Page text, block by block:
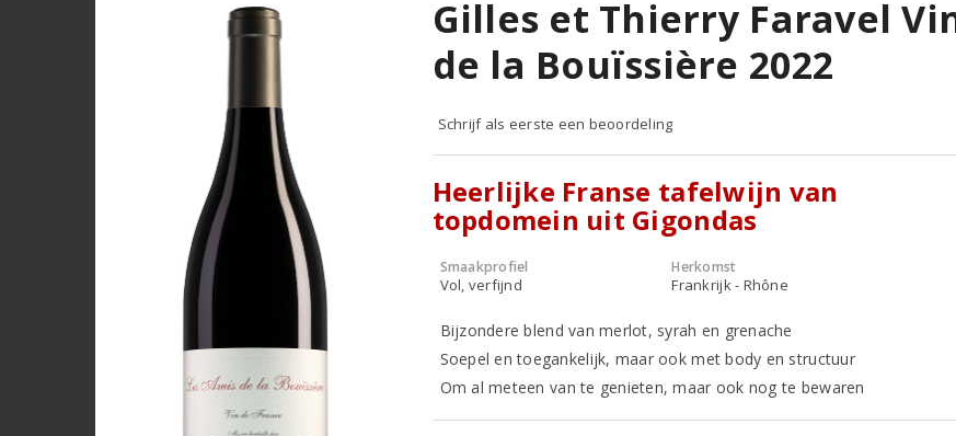
Gilles et Thierry Faravel
de la Bouïssière 2022
Schrijf als eerste een beoordeling
Heerlijke Franse tafelwijn van
topdomein uit Gigondas
Smaakprofiel
Vol, verfijnd
Herkomst
Frankrijk - Rhône
Bijzondere blend van merlot, syrah en grenache
Soepel en toegankelijk, maar ook met body en structuur
Om al meteen van te genieten, maar ook nog te bewaren